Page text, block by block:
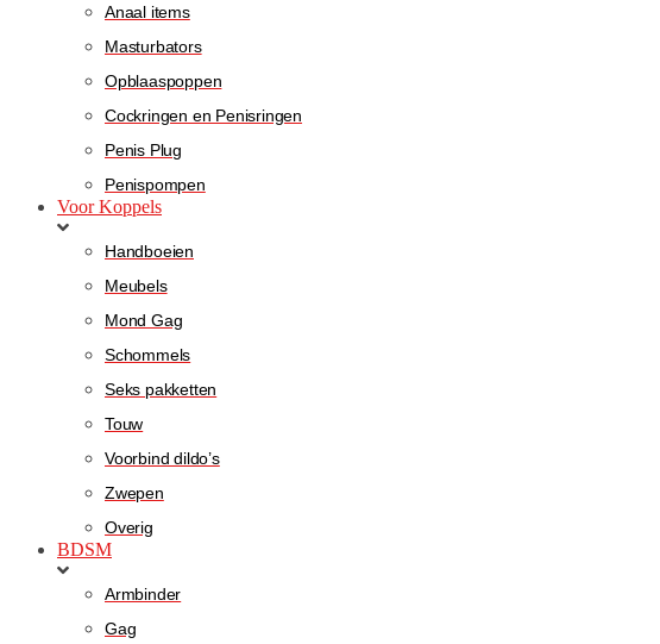
Anaal items
Masturbators
Opblaaspoppen
Cockringen en Penisringen
Penis Plug
Penispompen
Voor Koppels
Handboeien
Meubels
Mond Gag
Schommels
Seks pakketten
Touw
Voorbind dildo’s
Zwepen
Overig
BDSM
Armbinder
Gag